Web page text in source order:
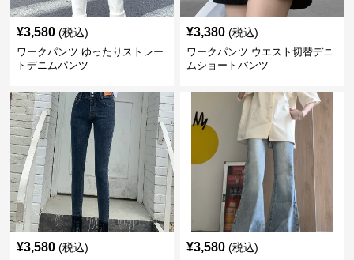
¥3,580 (税込)
ワークパンツ ゆったりストレー
トデニムパンツ
¥3,380 (税込)
ワークパンツ ウエスト切替デニ
ムショートパンツ
¥3,580 (税込) ¥3,580 (税込)